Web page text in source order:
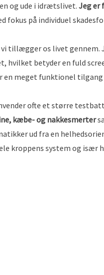
og ude i idrætslivet. Jeg er
fokus på individuel
tillægger os livet
betyder en fuld
en meget funktionel
ofte et større
kæbe- og nakkesmerter
ud fra en
kroppens system og især